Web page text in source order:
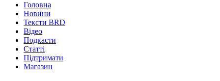
Головна
Новини
Тексти BRD
Відео
Подкасти
Статті
Підтримати
Магазин